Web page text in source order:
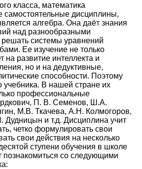
класса, математика
самостоятельные дисциплины,
алгебра. Она даёт знания
над разнообразными
решать системы уравнений
Ее изучение не только
на развитие интеллекта и
но и на дедуктивные,
способности. Поэтому
учебника. В нашей стране их
профессиональные
П. В. Семенов, Ш.А.
М.В. Ткачева, А.Н. Колмогоров,
и т.д. Дисциплина учит
четко формулировать свои
свои действия на несколько
ступени обучения в школе
познакомиться со следующими